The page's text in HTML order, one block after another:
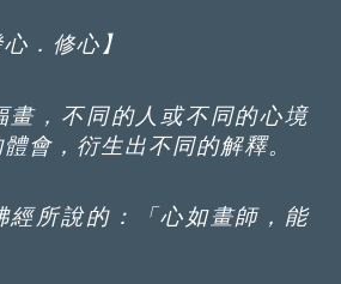
．修心】
，不同的人或不同的心境
會，衍生出不同的解釋。
所說的：「心如畫師，能